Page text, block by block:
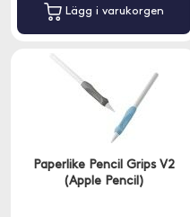
Lägg i varukorgen
Paperlike Pencil Grips V2
(Apple Pencil)